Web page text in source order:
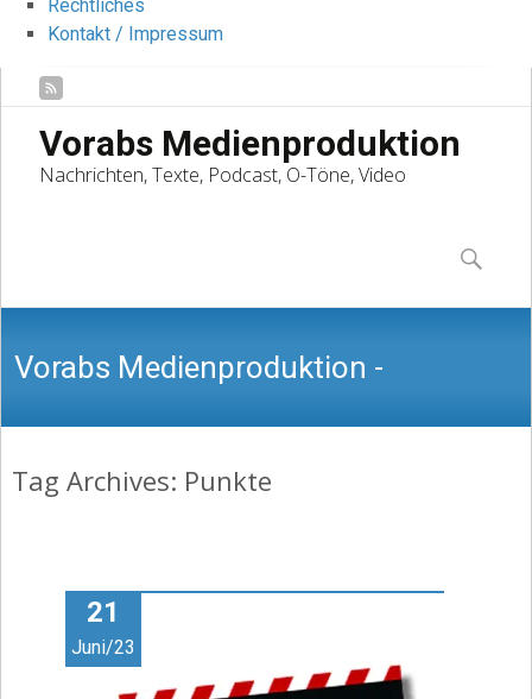
Rechtliches
Kontakt / Impressum
Vorabs Medienproduktion
Nachrichten, Texte, Podcast, O-Töne, Video
content
Suchen
nach:
Vorabs Medienproduktion -
Nachrichten, Texte, Podcast, O-Töne,
Video
Tag Archives: Punkte
21
Juni/23